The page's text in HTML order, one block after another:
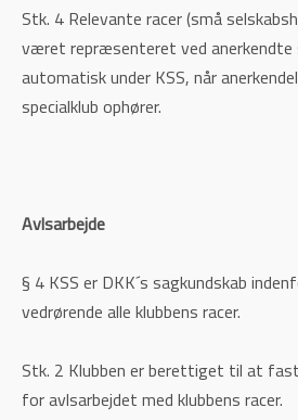
Stk. 4 Relevante racer (små
været repræsenteret ved anerkendte
automatisk under KSS, når
specialklub ophører.
Avlsarbejde
§ 4 KSS er DKK´s sagkundskab
vedrørende alle klubbens racer.
Stk. 2 Klubben er berettiget til at
for avlsarbejdet med klubbens racer.